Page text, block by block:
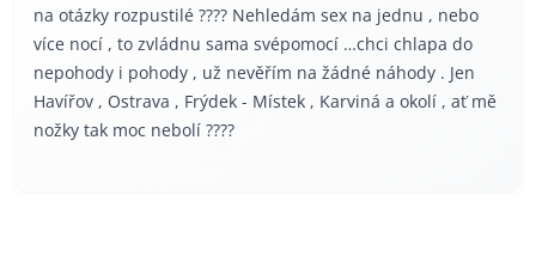
na otázky rozpustilé ???? Nehledám sex na jednu , nebo
více nocí , to zvládnu sama svépomocí …chci chlapa do
nepohody i pohody , už nevěřím na žádné náhody . Jen
Havířov , Ostrava , Frýdek - Místek , Karviná a okolí , ať mě
nožky tak moc nebolí ????